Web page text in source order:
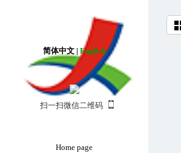
简体中文| English
扫一扫微信二维码
Home page